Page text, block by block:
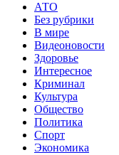
АТО
Без рубрики
В мире
Видеоновости
Здоровье
Интересное
Криминал
Культура
Общество
Политика
Спорт
Экономика